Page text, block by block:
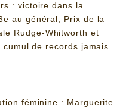
: victoire dans la
au général, Prix de la
Rudge-Whitworth et
de records jamais
féminine : Marguerite